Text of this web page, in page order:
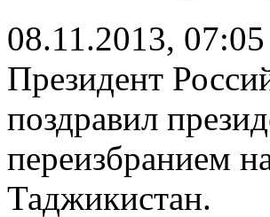
08.11.2013, 07:05
Президент
поздравил
переизбранием
Таджикистан.